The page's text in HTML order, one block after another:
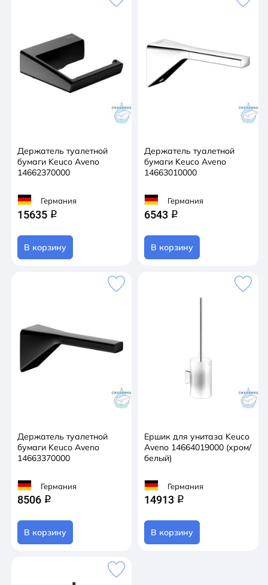
Держатель туалетной
бумаги Keuco Aveno
14662370000
Германия
15635 q
В корзину
Держатель туалетной
бумаги Keuco Aveno
14663010000
Германия
6543 q
В корзину
Держатель туалетной
бумаги Keuco Aveno
14663370000
Германия
8506 q
В корзину
Ершик для унитаза Keuco
Aveno 14664019000 (хром/
белый)
Германия
14913 q
В корзину